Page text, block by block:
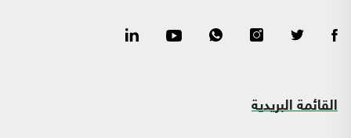
القائمة البريدية